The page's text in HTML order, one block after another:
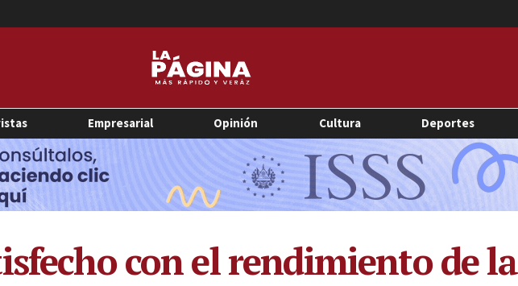
Empresarial Opinión Cultura Deportes
con el rendimiento de la